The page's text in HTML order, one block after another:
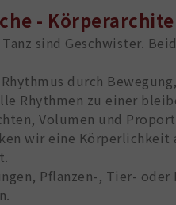
-
sind Geschwister.
Rhythmus durch
Rhythmen zu einer
Volumen und
wir eine
Pflanzen-, Tier- oder